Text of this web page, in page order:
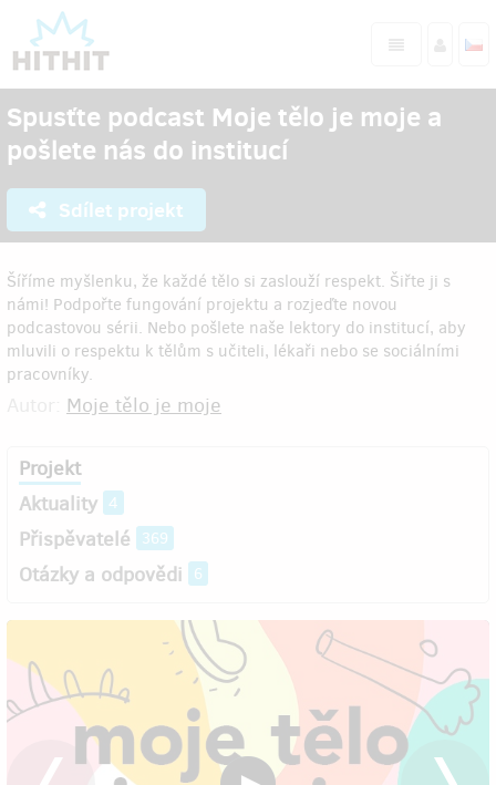
Spusťte podcast Moje tělo je moje a
pošlete nás do institucí
Sdílet projekt
Šíříme myšlenku, že každé tělo si zaslouží respekt. Šiřte ji s
námi! Podpořte fungování projektu a rozjeďte novou
podcastovou sérii. Nebo pošlete naše lektory do institucí, aby
mluvili o respektu k tělům s učiteli, lékaři nebo se sociálními
pracovníky.
Moje tělo je moje
Projekt
Aktuality 4
Přispěvatelé 369
Otázky a odpovědi 6